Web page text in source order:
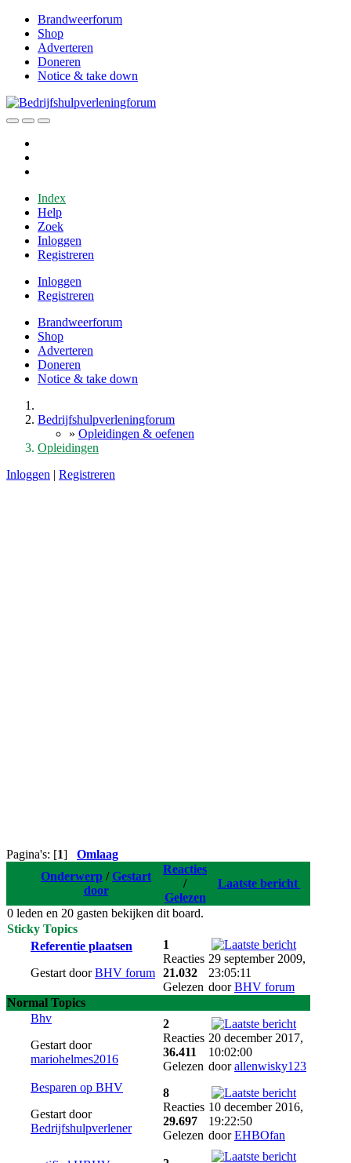
Brandweerforum
Shop
Adverteren
Doneren
Notice & take down
Index
Help
Zoek
Inloggen
Registreren
Inloggen
Registreren
Brandweerforum
Shop
Adverteren
Doneren
Notice & take down
Bedrijfshulpverleningforum
» Opleidingen & oefenen
Opleidingen
Inloggen | Registreren
Pagina's: [1] Omlaag
Onderwerp /Gestart
door
Reacties
/
Gelezen
Laatste bericht
0 leden en 20 gasten bekijken dit board.
Sticky Topics
Referentie plaatsen
Gestart doorBHV forum
1
Reacties
21.032
Gelezen
29 september 2009,
23:05:11
doorBHV forum
Normal Topics
Bhv
Gestart door
mariohelmes2016
2
Reacties
36.411
Gelezen
20 december 2017,
10:02:00
doorallenwisky123
Besparen op BHV
Gestart door
Bedrijfshulpverlener
8
Reacties
29.697
Gelezen
10 december 2016,
19:22:50
doorEHBOfan